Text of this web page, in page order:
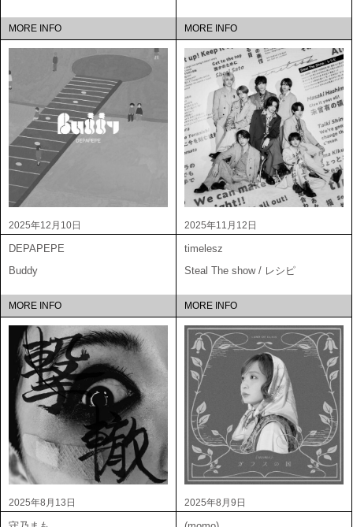
MORE INFO MORE INFO
2025年12月10日
DEPAPEPE
Buddy
MORE INFO
2025年11月12日
timelesz
Steal The show / レシピ
MORE INFO
2025年8月13日 2025年8月9日